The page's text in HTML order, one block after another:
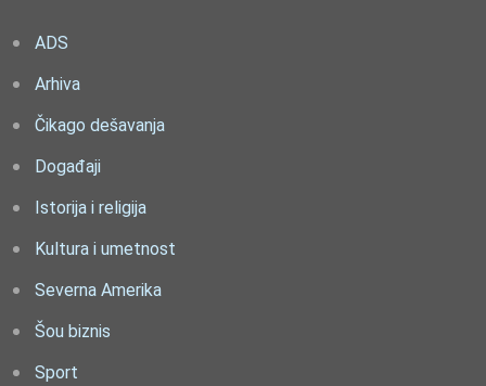
ADS
Arhiva
Čikago dešavanja
Događaji
Istorija i religija
Kultura i umetnost
Severna Amerika
Šou biznis
Sport